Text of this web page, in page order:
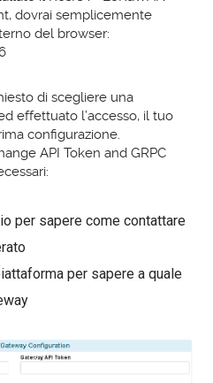
dovrai semplicemente
del browser:
di scegliere una
effettuato l’accesso, il tuo
configurazione.
API Token and GRPC
per sapere come contattare
per sapere a quale